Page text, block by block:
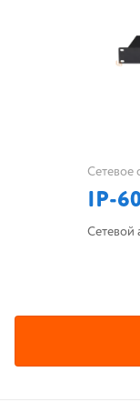
Сетевое
IP-
Сетевой